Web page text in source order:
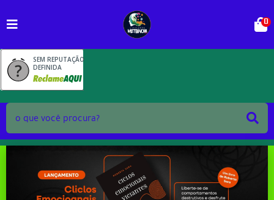
SEM REPUTAÇÃO
DEFINIDA
0